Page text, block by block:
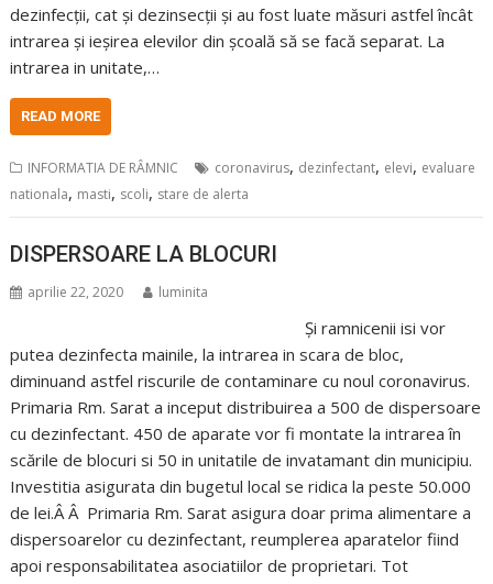
dezinfecții, cat și dezinsecții și au fost luate măsuri astfel încât
intrarea și ieșirea elevilor din școală să se facă separat. La
intrarea in unitate,…
READ MORE
INFORMATIA DE RÂMNIC coronavirus, dezinfectant, elevi, evaluare
nationala, masti, scoli, stare de alerta
DISPERSOARE LA BLOCURI
aprilie 22, 2020 luminita
Și ramnicenii isi vor
putea dezinfecta mainile, la intrarea in scara de bloc,
diminuand astfel riscurile de contaminare cu noul coronavirus.
Primaria Rm. Sarat a inceput distribuirea a 500 de dispersoare
cu dezinfectant. 450 de aparate vor fi montate la intrarea în
scările de blocuri si 50 in unitatile de invatamant din municipiu.
Investitia asigurata din bugetul local se ridica la peste 50.000
de lei.Â Â Primaria Rm. Sarat asigura doar prima alimentare a
dispersoarelor cu dezinfectant, reumplerea aparatelor fiind
apoi responsabilitatea asociatiilor de proprietari. Tot